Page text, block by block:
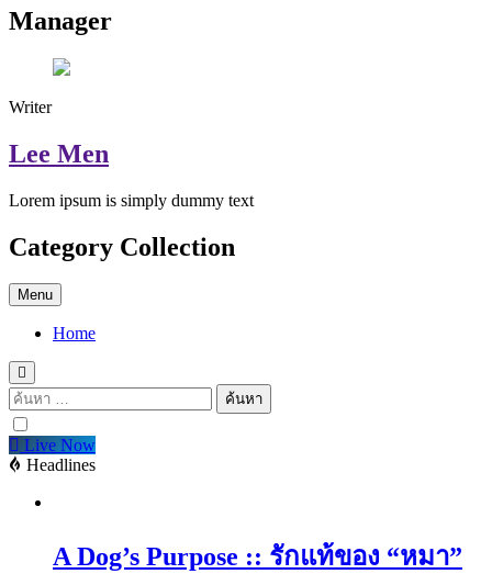
Manager
Writer
Lee Men
Lorem ipsum is simply dummy text
Category Collection
Menu
Home
ค้นหา
สำหรับ:
Live Now
Headlines
A Dog’s Purpose :: รักแท้ของ “หมา”